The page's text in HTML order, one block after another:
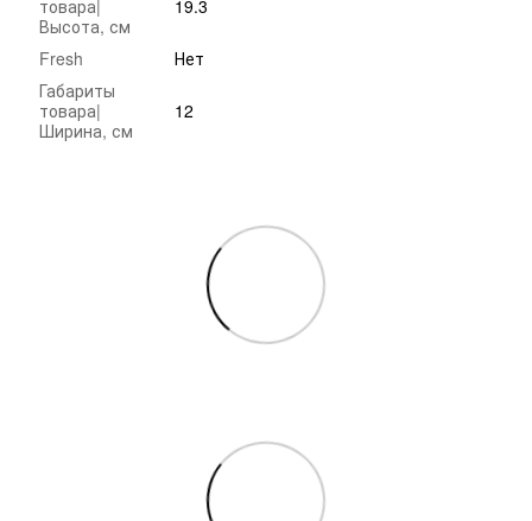
товара|
Высота, см
19.3
Fresh
Нет
Габариты
товара|
Ширина, см
12